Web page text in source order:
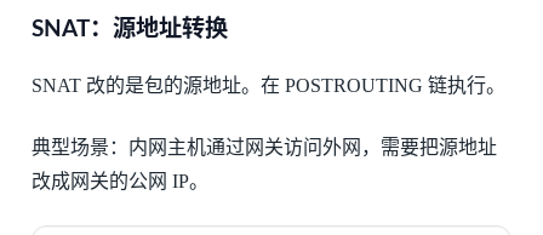
SNAT：源地址转换
SNAT 改的是包的源地址。在 POSTROUTING 链执行。
典型场景：内网主机通过网关访问外网，需要把源地址
改成网关的公网 IP。